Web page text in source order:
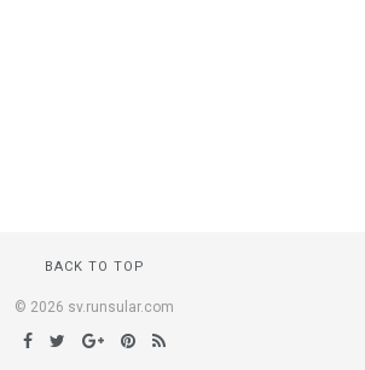
BACK TO TOP
© 2026 sv.runsular.com